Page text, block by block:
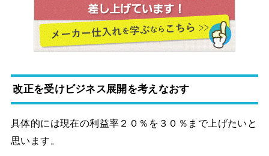
改正を受けビジネス展開を考えなおす
具体的には現在の利益率２０％を３０％まで上げたいと
思います。